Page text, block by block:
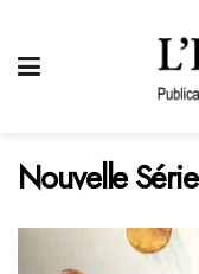
Nouvelle Série